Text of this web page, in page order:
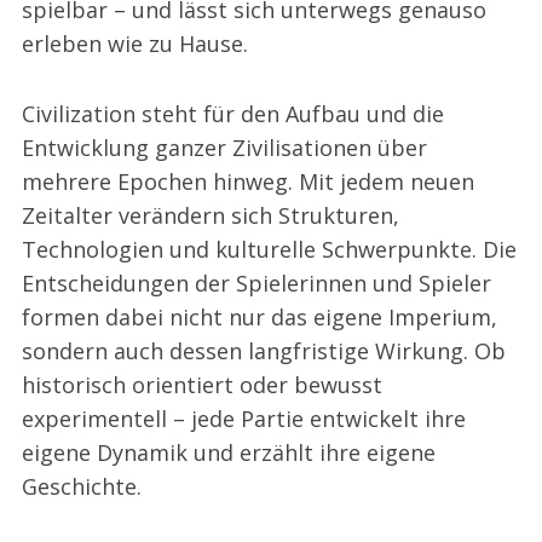
spielbar – und lässt sich unterwegs genauso
erleben wie zu Hause.
Civilization steht für den Aufbau und die
Entwicklung ganzer Zivilisationen über
mehrere Epochen hinweg. Mit jedem neuen
Zeitalter verändern sich Strukturen,
Technologien und kulturelle Schwerpunkte. Die
Entscheidungen der Spielerinnen und Spieler
formen dabei nicht nur das eigene Imperium,
sondern auch dessen langfristige Wirkung. Ob
historisch orientiert oder bewusst
experimentell – jede Partie entwickelt ihre
eigene Dynamik und erzählt ihre eigene
Geschichte.